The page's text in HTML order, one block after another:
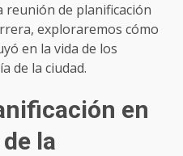
reunión de planificación
exploraremos cómo
en la vida de los
de la ciudad.
en
la